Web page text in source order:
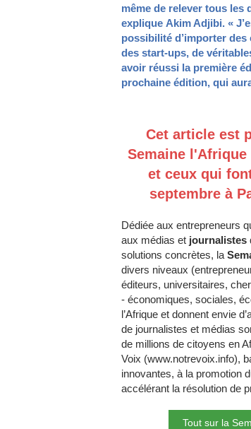
même de relever tous les
explique Akim Adjibi. «
possibilité d’importer
des start-ups, de
avoir réussi la première
prochaine édition, qui
Cet article est
Semaine
et ceux qui
septembre à
Dédiée aux entrepreneurs
aux médias et journalistes
solutions concrètes, la
divers niveaux
éditeurs, universitaires,
- économiques, sociales,
l’Afrique et donnent envie
de journalistes et médias
de millions de citoyens en
Voix (www.notrevoix.info),
innovantes, à la promotion
accélérant la résolution de
Tout sur la